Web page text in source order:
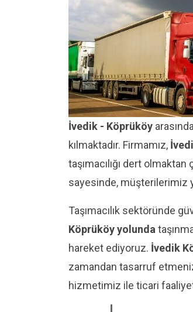
İvedik - Köprüköy
kılmaktadır. Firmamız,
taşımacılığı dert olmaktan
sayesinde, müşterilerimiz
Taşımacılık sektöründe
Köprüköy yolunda
hareket ediyoruz. İvedik
zamandan tasarruf
hizmetimiz ile ticari